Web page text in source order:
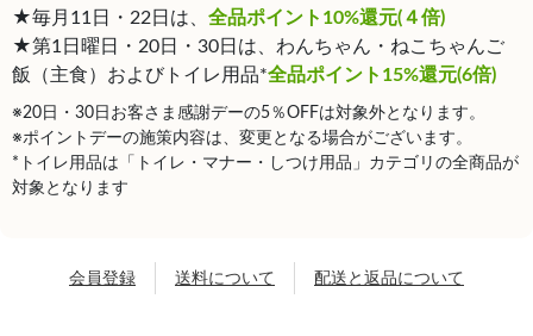
★毎月11日・22日は、 全品ポイント10%還元(４倍)
★第1日曜日・20日・30日は、わんちゃん・ねこちゃんご
飯（主食）およびトイレ用品*全品ポイント15%還元(6倍)
※20日・30日お客さま感謝デーの5％OFFは対象外となります。
※ポイントデーの施策内容は、変更となる場合がございます。
*トイレ用品は「トイレ・マナー・しつけ用品」カテゴリの全商品が
対象となります
会員登録 送料について 配送と返品について